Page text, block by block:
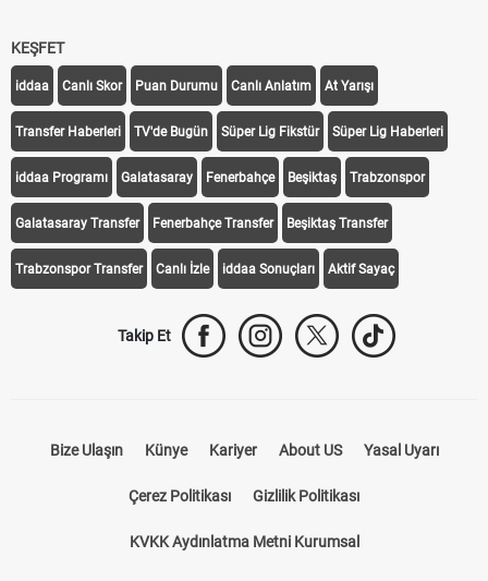
KEŞFET
iddaa Canlı Skor Puan Durumu Canlı Anlatım At Yarışı
Transfer Haberleri TV'de Bugün Süper Lig Fikstür Süper Lig Haberleri
iddaa Programı Galatasaray Fenerbahçe Beşiktaş Trabzonspor
Galatasaray Transfer Fenerbahçe Transfer Beşiktaş Transfer
Trabzonspor Transfer Canlı İzle iddaa Sonuçları Aktif Sayaç
Takip Et
Bize Ulaşın Künye Kariyer About US Yasal Uyarı
Çerez Politikası Gizlilik Politikası
KVKK Aydınlatma Metni Kurumsal